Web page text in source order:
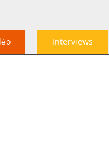
Interviews